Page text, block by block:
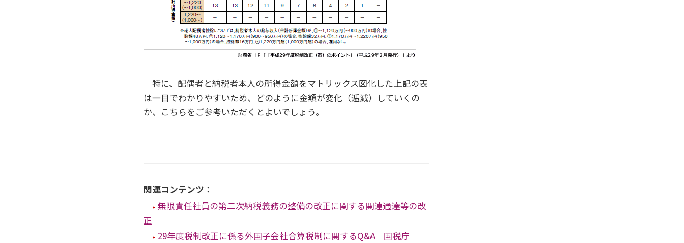
特に、配偶者と納税者本人の所得金額をマトリックス図化した上記の表
は一目でわかりやすいため、どのように金額が変化（逓減）していくの
か、こちらをご参考いただくとよいでしょう。
関連コンテンツ：
無限責任社員の第二次納税義務の整備の改正に関する関連通達等の改
正
29年度税制改正に係る外国子会社合算税制に関するQ&A 国税庁